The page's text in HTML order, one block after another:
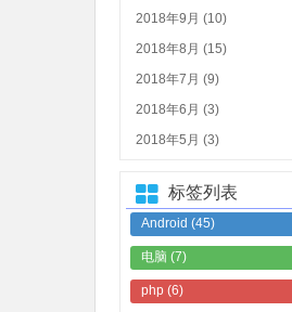
2018年9月 (10)
2018年8月 (15)
2018年7月 (9)
2018年6月 (3)
2018年5月 (3)
标签列表
Android (45)
电脑 (7)
php (6)